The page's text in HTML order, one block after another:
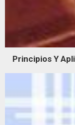
Principios Y